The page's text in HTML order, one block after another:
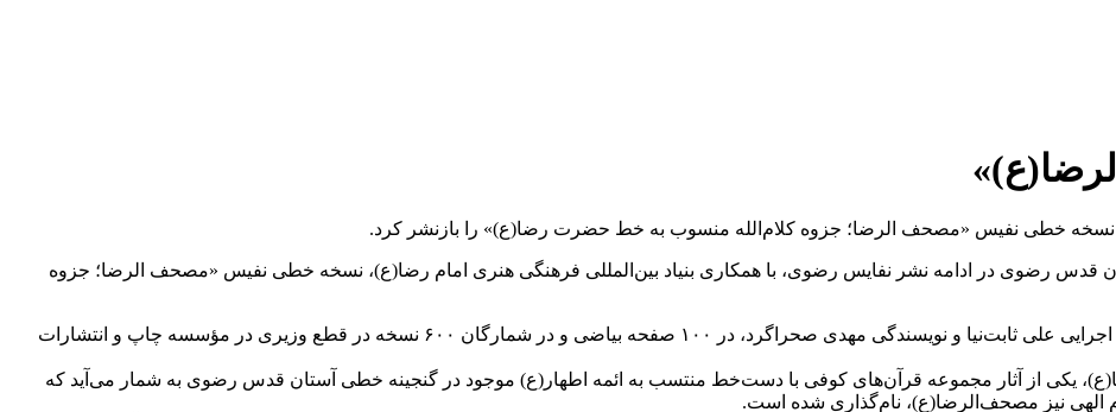
یکی از آثار مجموعه قرآن‌های کوفی با دست‌خط منتسب به ائمه اطهار(ع) موجود در گنجینه خطی آستان قدس رضوی به شمار می‌آید که
الهی نیز مصحف‌الرضا(ع)، نام‌گذاری شده است.